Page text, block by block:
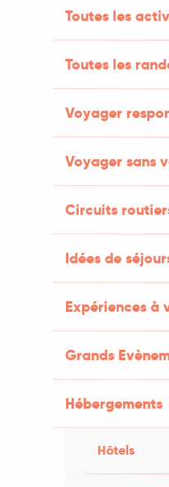
Toutes les
Toutes les
Voyager
Voyager sans
Circuits
Idées de
Expériences à
Grands
Hébergements
Hôtels
OFFICE DE
mensuelle
réseaux !